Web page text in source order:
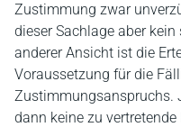
Zustimmung zwar
dieser Sachlage aber
anderer Ansicht ist die
Voraussetzung für die
Zustimmungsanspruchs.
dann keine zu